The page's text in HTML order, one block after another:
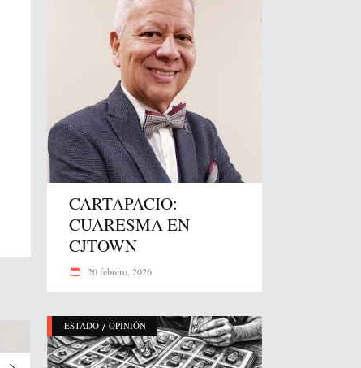
CARTAPACIO:
CUARESMA EN
CJTOWN
20 febrero, 2026
ESTADO / OPINIÓN